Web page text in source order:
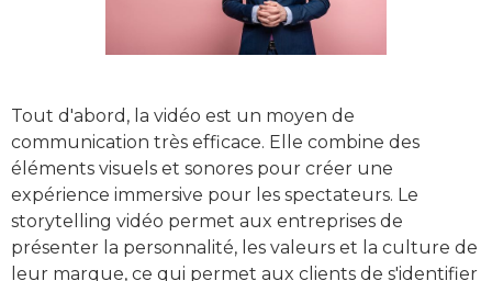
Tout d'abord, la vidéo est un moyen de
communication très efficace. Elle combine des
éléments visuels et sonores pour créer une
expérience immersive pour les spectateurs. Le
storytelling vidéo permet aux entreprises de
présenter la personnalité, les valeurs et la culture de
leur marque, ce qui permet aux clients de s'identifier